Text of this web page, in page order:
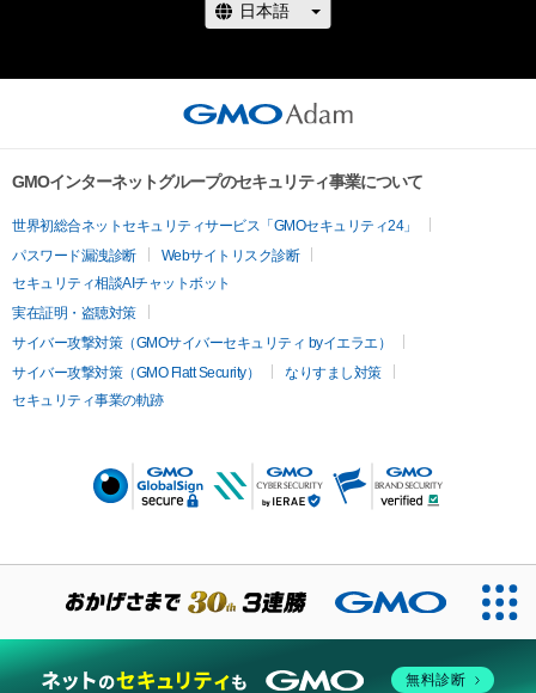
GMOインターネットグループのセキュリティ事業について
世界初総合ネットセキュリティサービス「GMOセキュリティ24」
パスワード漏洩診断
Webサイトリスク診断
セキュリティ相談AIチャットボット
実在証明・盗聴対策
サイバー攻撃対策（GMOサイバーセキュリティ byイエラエ）
サイバー攻撃対策（GMO Flatt Security）
なりすまし対策
セキュリティ事業の軌跡
無料診断